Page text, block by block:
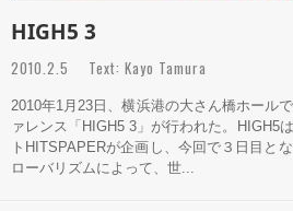
HIGH5 3
2010.2.5 Text: Kayo Tamura
2010年1月23日、横浜港の大さん橋ホール
ァレンス「HIGH5 3」が行われた。HIGH5
トHITSPAPERが企画し、今回で３日目と
ローバリズムによって、世...